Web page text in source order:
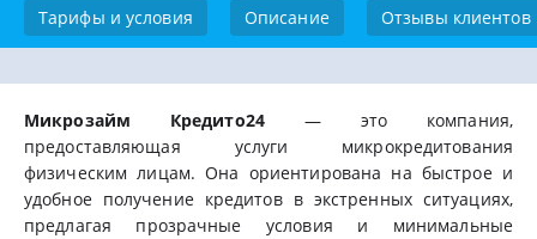
Тарифы и условия Описание Отзывы клиентов
Микрозайм Кредито24— это компания,
предоставляющая услуги микрокредитования
физическим лицам. Она ориентирована на быстрое и
удобное получение кредитов в экстренных ситуациях,
предлагая прозрачные условия и минимальные